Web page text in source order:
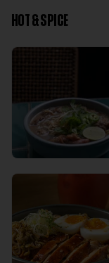
HOT & SPICE